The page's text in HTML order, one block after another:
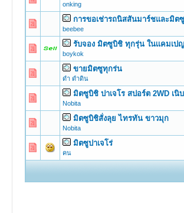
onking
การขอเช่ารถนิสสันมาร์ชและมิต
beebee
รับจอง มิตซูบิชิ ทุกรุ่น ในเเคมเป
boykok
ขายมิตซูทุกร่น
ดำ ดำดิน
มิตซูบิชิ ปาเจโร สปอร์ต 2WD เนิ
Nobita
มิตซูบิชิสั่งลุย ไทรทัน ขาวมุก
Nobita
มิตซูปาเจโร่
คน